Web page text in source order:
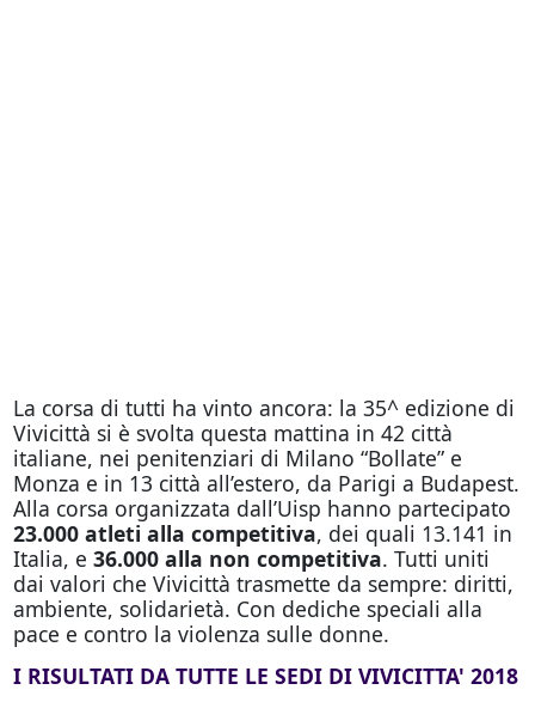
La corsa di tutti ha vinto ancora: la 35^ edizione di
Vivicittà si è svolta questa mattina in 42 città
italiane, nei penitenziari di Milano “Bollate” e
Monza e in 13 città all’estero, da Parigi a Budapest.
Alla corsa organizzata dall’Uisp hanno partecipato
23.000 atleti alla competitiva, dei quali 13.141 in
Italia, e 36.000 alla non competitiva. Tutti uniti
dai valori che Vivicittà trasmette da sempre: diritti,
ambiente, solidarietà. Con dediche speciali alla
pace e contro la violenza sulle donne.
I RISULTATI DA TUTTE LE SEDI DI VIVICITTA' 2018